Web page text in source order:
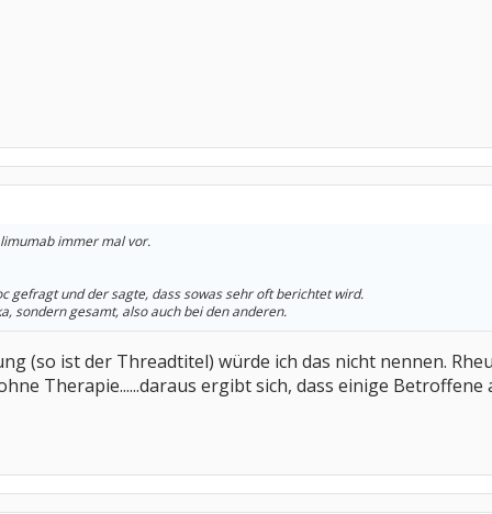
immer mal vor.
gefragt und der sagte, dass sowas sehr oft berichtet wird.
sondern gesamt, also auch bei den anderen.
(so ist der Threadtitel) würde ich das nicht nennen.
Therapie......daraus ergibt sich, dass einige